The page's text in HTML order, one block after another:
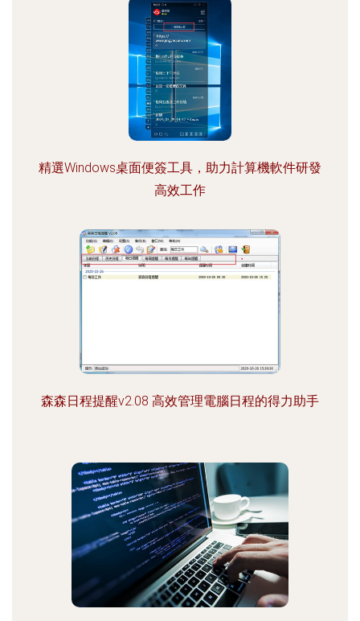
精選Windows桌面便簽工具，助力計算機軟件研發
高效工作
森森日程提醒v2.08 高效管理電腦日程的得力助手